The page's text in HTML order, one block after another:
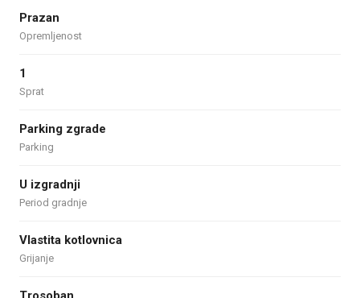
Prazan
Opremljenost
1
Sprat
Parking zgrade
Parking
U izgradnji
Period gradnje
Vlastita kotlovnica
Grijanje